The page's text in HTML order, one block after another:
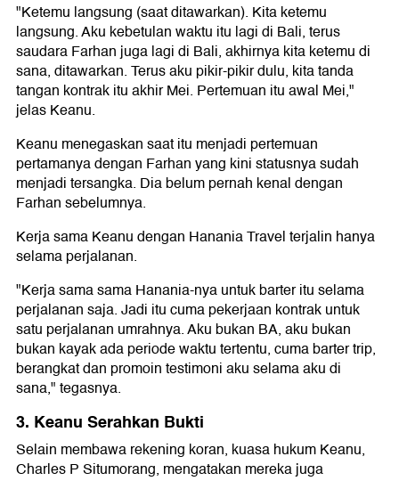
"Ketemu langsung (saat ditawarkan). Kita ketemu
langsung. Aku kebetulan waktu itu lagi di Bali, terus
saudara Farhan juga lagi di Bali, akhirnya kita ketemu di
sana, ditawarkan. Terus aku pikir-pikir dulu, kita tanda
tangan kontrak itu akhir Mei. Pertemuan itu awal Mei,"
jelas Keanu.
Keanu menegaskan saat itu menjadi pertemuan
pertamanya dengan Farhan yang kini statusnya sudah
menjadi tersangka. Dia belum pernah kenal dengan
Farhan sebelumnya.
Kerja sama Keanu dengan Hanania Travel terjalin hanya
selama perjalanan.
"Kerja sama sama Hanania-nya untuk barter itu selama
perjalanan saja. Jadi itu cuma pekerjaan kontrak untuk
satu perjalanan umrahnya. Aku bukan BA, aku bukan
bukan kayak ada periode waktu tertentu, cuma barter trip,
berangkat dan promoin testimoni aku selama aku di
sana," tegasnya.
3. Keanu Serahkan Bukti
Selain membawa rekening koran, kuasa hukum Keanu,
Charles P Situmorang, mengatakan mereka juga